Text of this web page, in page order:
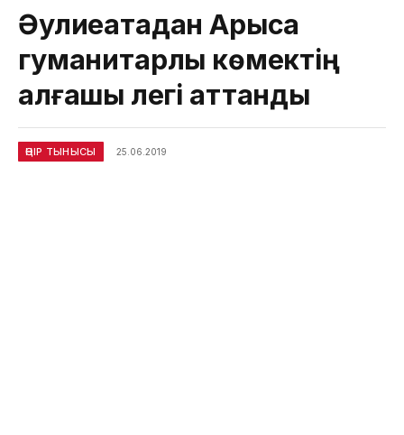
Әулиеатадан Арысқа
гуманитарлық көмектің
алғашқы легі аттанды
ӨҢІР ТЫНЫСЫ 25.06.2019